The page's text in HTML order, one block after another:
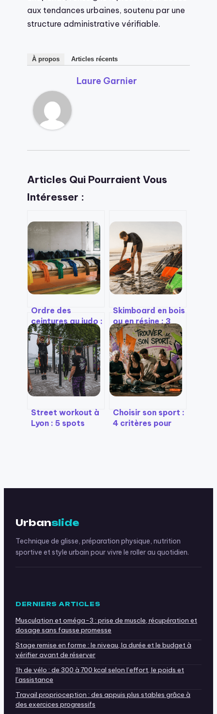
aux tendances urbaines, soutenu par une
structure administrative vérifiable.
À propos Articles récents
Laure Garnier
Articles Qui Pourraient Vous
Intéresser :
Ordre des
ceintures au judo :
du débutant à la
ceinture noire, les
étapes clés de
votre progression
Skimboard en bois
ou en résine : 3
critères pour
choisir la planche
qui arrive pile au
nombril
Street workout à
Lyon : 5 spots
Choisir son sport :
4 critères pour
Urbanslide
Technique de glisse, préparation physique, nutrition
sportive et style urbain pour vivre le roller au quotidien.
DERNIERS ARTICLES
Musculation et oméga-3 : prise de muscle, récupération et
dosage sans fausse promesse
Stage remise en forme : le niveau, la durée et le budget à
vérifier avant de réserver
1h de vélo : de 300 à 700 kcal selon l’effort, le poids et
l’assistance
Travail proprioception : des appuis plus stables grâce à
des exercices progressifs